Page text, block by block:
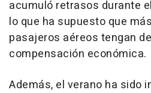
acumuló retrasos durante
lo que ha supuesto que
pasajeros aéreos tengan
compensación económica.
Además, el verano ha sido